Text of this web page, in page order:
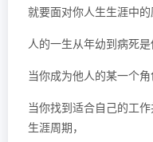
就要面对你人生生涯中的
人的一生从年幼到病死是
当你成为他人的某一个角
当你找到适合自己的工
生涯周期，